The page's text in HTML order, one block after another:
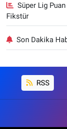
Süper Lig
Fikstür
Son Dakika
RSS